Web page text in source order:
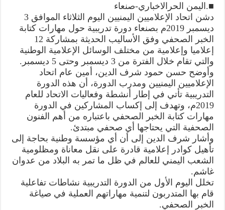
اليمنيين
ينفذ
دورة
تدريبية
حول
كتابة
الخبر
مغلقة
■.اليمن الحرالاخباري-صنعاء
دشن اتحاد الإعلاميين اليمنيين اليوم الثلاثاء الموافق 3
ديسمبر 2019م بصنعاء دورة تدريبية حول مهارات كتابة
الخبر الصحفي وفق الأساليب الحديثة بمشاركة 12
إعلاميا وإعلامية من مختلف الوسائل الإعلامية الوطنية
والتي تقام خلال الفترة من 3 ديسمبر وحتى 5 ديسمبر.
وأوضح حسن حمود شرف الدين، أمين عام اتحاد
الإعلاميين اليمنيين ومدرب الدورة، أن هذه الدورة
التدريبية تأتي في إطار أنشطة وفعاليات الاتحاد للعام
2019م، وتهدف إلى إكساب المشاركين في الدورة
مهارات كتابة الخبر الصحفي باعتباره من أهم الفنون
الصحفية التي يحتاجها أي صحفي مبتدئ.
وأشار شرف الدين إلى أن أي مؤسسة وطنية بحاجة إلى
تأهيل كوادر إعلامية قادرة على نقل معاناة ومظلومية
الشعب اليمني للعالم في ظل ما تمر به البلاد من عدوان
غاشم.
تخلل اليوم الأول من الدورة التدريبية نشاطات تفاعلية
قام بها المتدربون لتنمية مهاراتهم العملية في صياغة
الخبر الصحفي.